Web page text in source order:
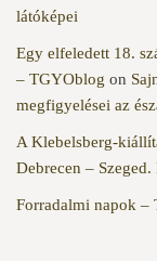
látóképei
Egy elfeledett 18.
– TGYOblog on
megfigyelései az
A Klebelsberg-
Debrecen –
Forradalmi napok –